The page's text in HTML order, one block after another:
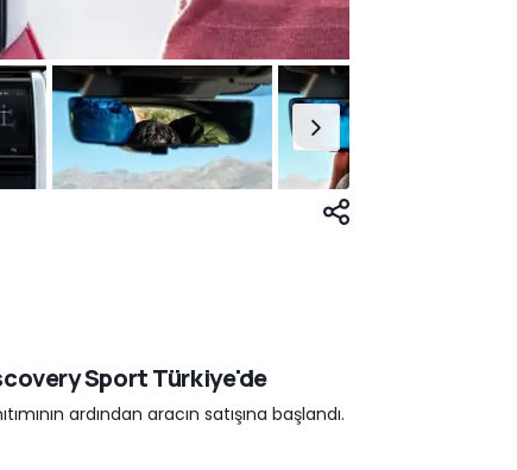
Sport Türkiye'de
ardından aracın satışına başlandı.